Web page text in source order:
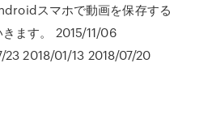
スマホで動画を保存する
ます。 2015/11/06
23 2018/01/13 2018/07/20